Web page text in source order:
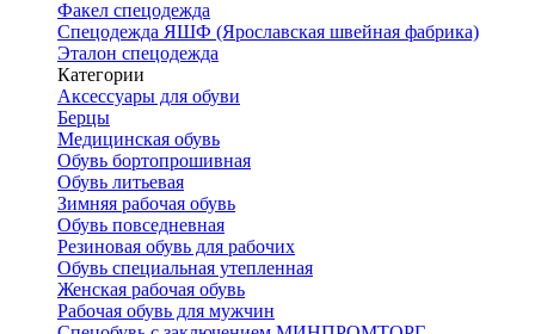
Факел спецодежда
Спецодежда ЯШФ (Ярославская швейная фабрика)
Эталон спецодежда
Категории
Аксессуары для обуви
Берцы
Медицинская обувь
Обувь бортопрошивная
Обувь литьевая
Зимняя рабочая обувь
Обувь повседневная
Резиновая обувь для рабочих
Обувь специальная утепленная
Женская рабочая обувь
Рабочая обувь для мужчин